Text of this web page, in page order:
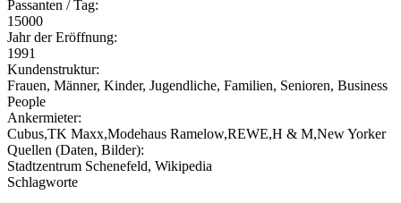
Passanten / Tag:
15000
Jahr der Eröffnung:
1991
Kundenstruktur:
Frauen, Männer, Kinder, Jugendliche, Familien, Senioren, Business
People
Ankermieter:
Cubus,TK Maxx,Modehaus Ramelow,REWE,H & M,New Yorker
Quellen (Daten, Bilder):
Stadtzentrum Schenefeld, Wikipedia
Schlagworte